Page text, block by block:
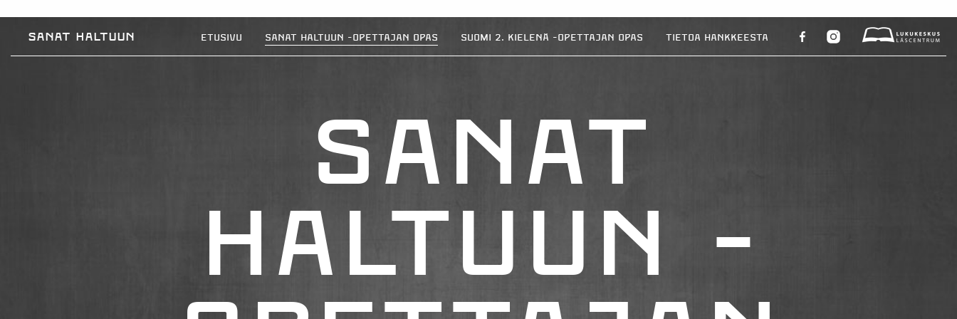
Sanat haltuun Etusivu Sanat haltuun -opettajan opas Suomi 2. kielenä -opettajan opas Tietoa hankkeesta FacebookInstagramLukukeskus
Sa n at
h a ltu u n
-